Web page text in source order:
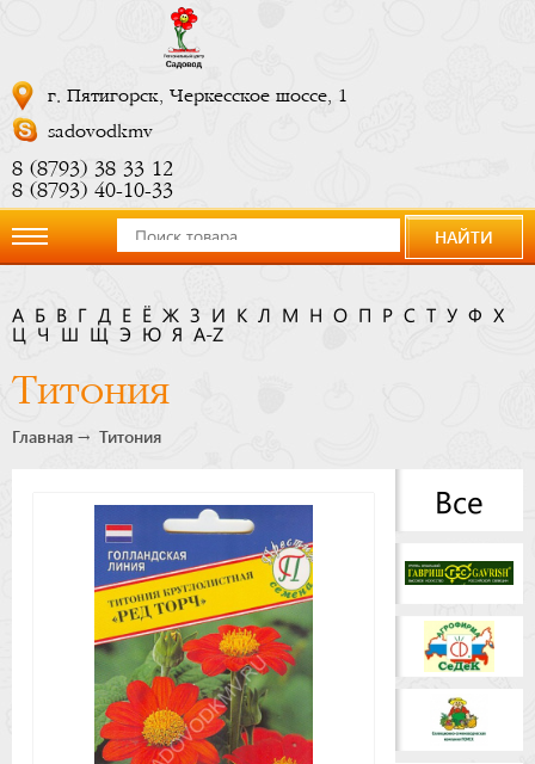
г. Пятигорск, Черкесское шоссе, 1
sadovodkmv
8 (8793) 38 33 12
8 (8793) 40-10-33
компании
Новости
сейчас
Бренды
Доставка
Оптовикам
НАЙТИ
А Б В Г Д Е Ё Ж З И К Л М Н О П Р С Т У Ф
Х
Ч Э Ю Я A-Z
Титония
Главная Титония
Все